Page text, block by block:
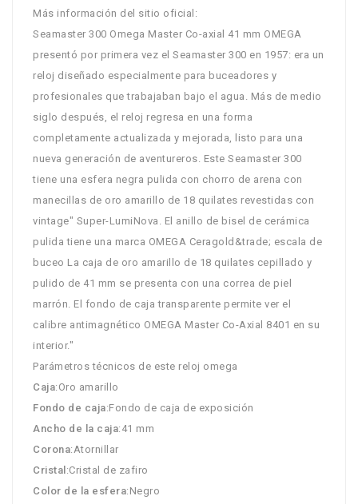
Más información del sitio oficial:
Seamaster 300 Omega Master Co-axial 41 mm OMEGA
presentó por primera vez el Seamaster 300 en 1957: era un
reloj diseñado especialmente para buceadores y
profesionales que trabajaban bajo el agua. Más de medio
siglo después, el reloj regresa en una forma
completamente actualizada y mejorada, listo para una
nueva generación de aventureros. Este Seamaster 300
tiene una esfera negra pulida con chorro de arena con
manecillas de oro amarillo de 18 quilates revestidas con
vintage" Super-LumiNova. El anillo de bisel de cerámica
pulida tiene una marca OMEGA Ceragold&trade; escala de
buceo La caja de oro amarillo de 18 quilates cepillado y
pulido de 41 mm se presenta con una correa de piel
marrón. El fondo de caja transparente permite ver el
calibre antimagnético OMEGA Master Co-Axial 8401 en su
interior."
Parámetros técnicos de este reloj omega
Caja:Oro amarillo
Fondo de caja:Fondo de caja de exposición
Ancho de la caja:41 mm
Corona:Atornillar
Cristal :Cristal de zafiro
Color de la esfera:Negro